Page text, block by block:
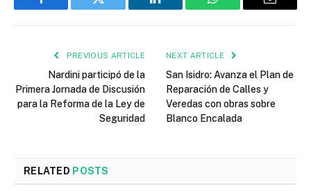
Facebook Twitter LinkedIn WhatsApp Email
PREVIOUS ARTICLE
Nardini participó de la
Primera Jornada de Discusión
para la Reforma de la Ley de
Seguridad
NEXT ARTICLE
San Isidro: Avanza el Plan de
Reparación de Calles y
Veredas con obras sobre
Blanco Encalada
RELATED POSTS